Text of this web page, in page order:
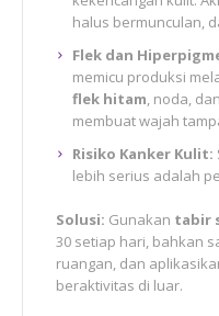
halus bermunculan,
Flek dan
memicu produksi
flek hitam, noda,
membuat wajah
Risiko Kanker Kulit:
lebih serius adalah
Solusi: Gunakan tabir
30 setiap hari, bahkan
ruangan, dan
beraktivitas di luar.